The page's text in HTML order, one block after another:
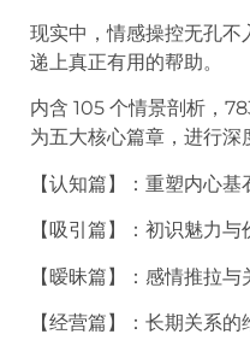
现实中，情感操控无孔
递上真正有用的帮助。
内含 105 个情景剖析，
为五大核心篇章，进行深
【认知篇】：重塑内心
【吸引篇】：初识魅力与
【暧昧篇】：感情推拉与
【经营篇】：长期关系